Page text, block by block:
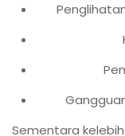
Sementara